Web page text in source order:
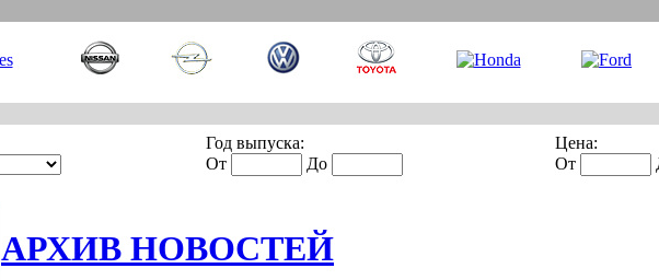
Год выпуска:
От
До
Цена:
От
АРХИВ НОВОСТЕЙ